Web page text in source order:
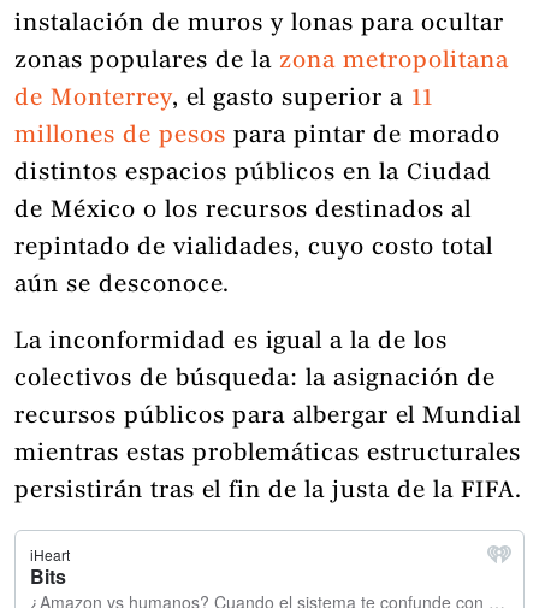
instalación de muros y lonas para ocultar
zonas populares de la zona metropolitana
de Monterrey, el gasto superior a 11
millones de pesos para pintar de morado
distintos espacios públicos en la Ciudad
de México o los recursos destinados al
repintado de vialidades, cuyo costo total
aún se desconoce.
La inconformidad es igual a la de los
colectivos de búsqueda: la asignación de
recursos públicos para albergar el Mundial
mientras estas problemáticas estructurales
persistirán tras el fin de la justa de la FIFA.